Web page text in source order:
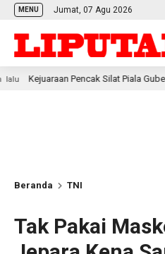
MENU Jumat, 07 Agu 2026
Pencak Silat Piala Gubernur
Beranda TNI
Tak Pakai